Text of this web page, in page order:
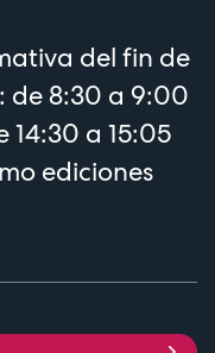
del fin de
de 8:30 a 9:00
a 15:05
ediciones